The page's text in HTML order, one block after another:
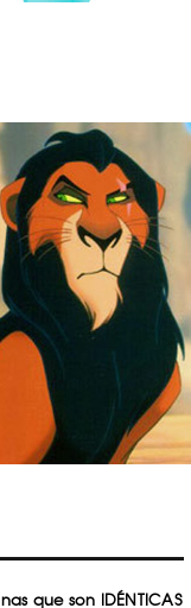
que son IDÉNTICAS